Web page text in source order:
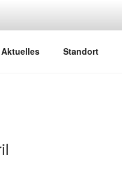
Aktuelles Standort